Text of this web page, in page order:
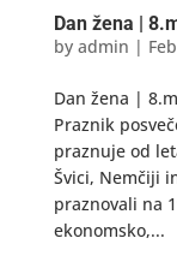
Dan žena |
by admin |
Dan žena |
Praznik
praznuje od
Švici, Nemčiji
praznovali na
ekonomsko,...